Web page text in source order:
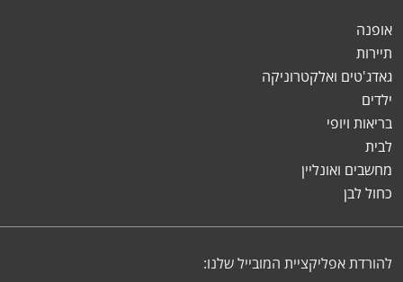
אופנה
תיירות
גאדג'טים ואלקטרוניקה
ילדים
בריאות ויופי
לבית
מחשבים ואונליין
כחול לבן
להורדת אפליקציית המובייל שלנו: